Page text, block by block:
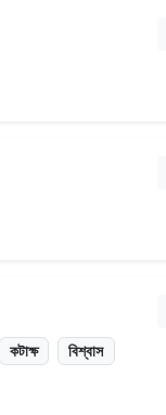
কটাক্ষ
বিশ্বাস